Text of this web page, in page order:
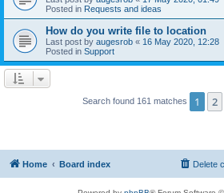
Posted in Requests and ideas
How do you write file to location
Last post by augesrob « 16 May 2020, 12:28
Posted in Support
Search found 161 matches 1 2
Home Board index Delete